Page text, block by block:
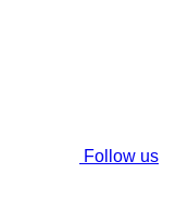
Follow us